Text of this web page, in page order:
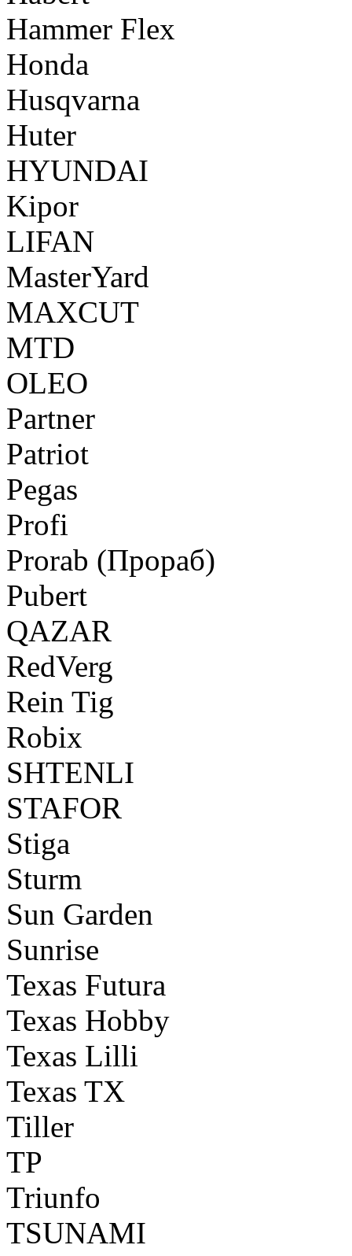
Hammer Flex
Honda
Husqvarna
Huter
HYUNDAI
Kipor
LIFAN
MasterYard
MAXCUT
MTD
OLEO
Partner
Patriot
Pegas
Profi
Prorab (Прораб)
Pubert
QAZAR
RedVerg
Rein Tig
Robix
SHTENLI
STAFOR
Stiga
Sturm
Sun Garden
Sunrise
Texas Futura
Texas Hobby
Texas Lilli
Texas TX
Tiller
TP
Triunfo
TSUNAMI